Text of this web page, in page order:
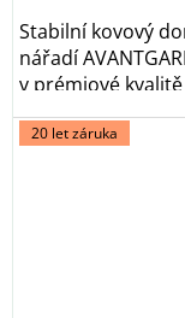
Stabilní kovový
nářadí
v prémiové kvalitě
pultovou...
20 let záruka